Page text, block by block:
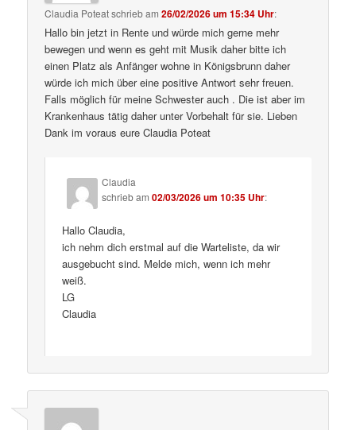
Claudia Poteatschriebam26/02/2026 um 15:34 Uhr:
Hallo bin jetzt in Rente und würde mich gerne mehr
bewegen und wenn es geht mit Musik daher bitte ich
einen Platz als Anfänger wohne in Königsbrunn daher
würde ich mich über eine positive Antwort sehr freuen.
Falls möglich für meine Schwester auch . Die ist aber im
Krankenhaus tätig daher unter Vorbehalt für sie. Lieben
Dank im voraus eure Claudia Poteat
Claudia
schriebam02/03/2026 um 10:35 Uhr:
Hallo Claudia,
ich nehm dich erstmal auf die Warteliste, da wir
ausgebucht sind. Melde mich, wenn ich mehr
weiß.
LG
Claudia